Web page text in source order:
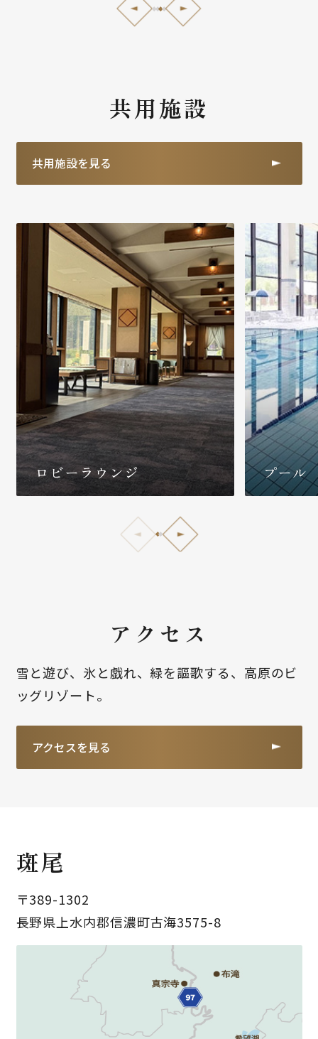
共用施設
共用施設を見る
ロビーラウンジ プール
アクセス
雪と遊び、氷と戯れ、緑を謳歌する、高原のビ
ッグリゾート。
アクセスを見る
斑尾
〒389-1302
長野県上水内郡信濃町古海3575-8